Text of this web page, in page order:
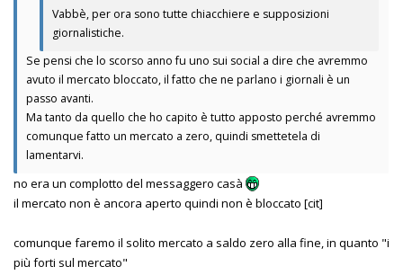
Vabbè, per ora sono tutte chiacchiere e supposizioni
giornalistiche.
Se pensi che lo scorso anno fu uno sui social a dire che avremmo
avuto il mercato bloccato, il fatto che ne parlano i giornali è un
passo avanti.
Ma tanto da quello che ho capito è tutto apposto perché avremmo
comunque fatto un mercato a zero, quindi smettetela di
lamentarvi.
no era un complotto del messaggero casà
il mercato non è ancora aperto quindi non è bloccato [cit]
comunque faremo il solito mercato a saldo zero alla fine, in quanto "i
più forti sul mercato"